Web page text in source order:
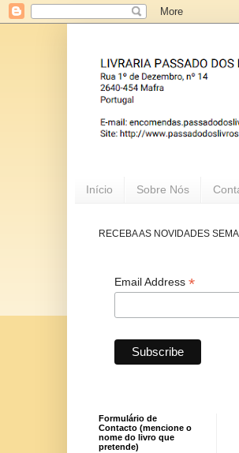
Início Sobre Nós
RECEBA AS NOVIDADES
Email Address *
Formulário de
Contacto (mencione o
nome do livro que
pretende)